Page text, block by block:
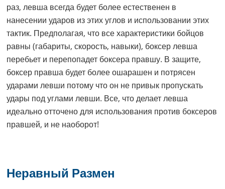
раз, левша всегда будет более естественен в
нанесении ударов из этих углов и использовании этих
тактик. Предполагая, что все характеристики бойцов
равны (габариты, скорость, навыки), боксер левша
перебьет и перепопадет боксера правшу. В защите,
боксер правша будет более ошарашен и потрясен
ударами левши потому что он не привык пропускать
удары под углами левши. Все, что делает левша
идеально отточено для использования против боксеров
правшей, и не наоборот!
Неравный Размен